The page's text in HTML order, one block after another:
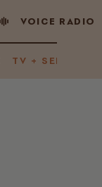
VOICE RADIO
TV + SERIES